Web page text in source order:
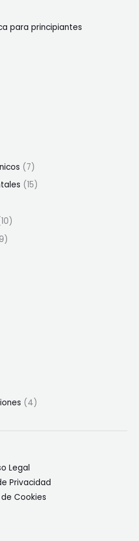
para principiantes
(7)
(15)
(4)
Legal
Privacidad
Cookies